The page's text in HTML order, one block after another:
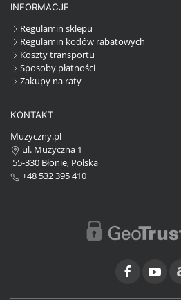
INFORMACJE
Regulamin sklepu
Regulamin kodów rabatowych
Koszty transportu
Sposoby płatności
Zakupy na raty
KONTAKT
Muzyczny.pl
ul. Muzyczna 1
55-330 Błonie, Polska
+48 532 395 410